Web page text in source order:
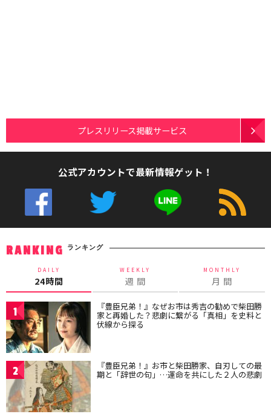
プレスリリース掲載サービス
公式アカウントで最新情報ゲット！
RANKING ランキング
DAILY
24時間
WEEKLY
週 間
MONTHLY
月 間
1 『豊臣兄弟！』なぜお市は秀吉の勧めで柴田勝
家と再婚した？悲劇に繋がる「真相」を史料と
伏線から探る
2 『豊臣兄弟！』お市と柴田勝家、自刃しての最
期と「辞世の句」…運命を共にした２人の悲劇